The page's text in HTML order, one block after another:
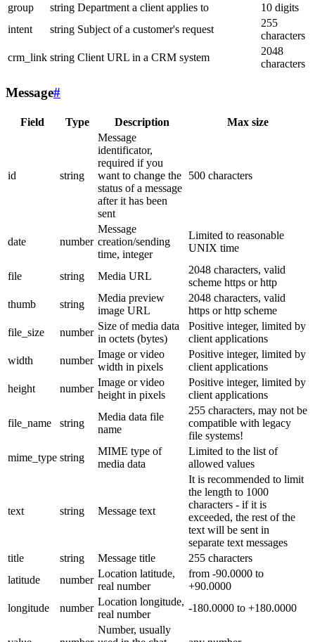
group
string Department a client applies to
10 digits
intent
string Subject of a customer's request
255
characters
crm_link string Client URL in a CRM system
2048
characters
Message#
Field Type Description Max size
id string
Message
identificator,
required if you
want to change the
status of a message
after it has been
sent
500 characters
date number
Message
creation/sending
time, integer
Limited to reasonable
UNIX time
file string Media URL
2048 characters, valid
scheme https or http
thumb
string
Media preview
image URL
2048 characters, valid
https or http scheme
file_size
number
Size of media data
in octets (bytes)
Positive integer, limited by
client applications
width
number
Image or video
width in pixels
Positive integer, limited by
client applications
height
number
Image or video
height in pixels
Positive integer, limited by
client applications
file_name string
Media data file
name
255 characters, may not be
compatible with legacy
file systems!
mime_type string
MIME type of
media data
Limited to the list of
allowed values
text string Message text
It is recommended to limit
the length to 1000
characters - if it is
exceeded, the rest of the
text will be sent in
separate text messages
title
string Message title
255 characters
latitude
number
Location latitude,
real number
from -90.0000 to
+90.0000
longitude
number
Location longitude,
real number
-180.0000 to +180.0000
Number, usually